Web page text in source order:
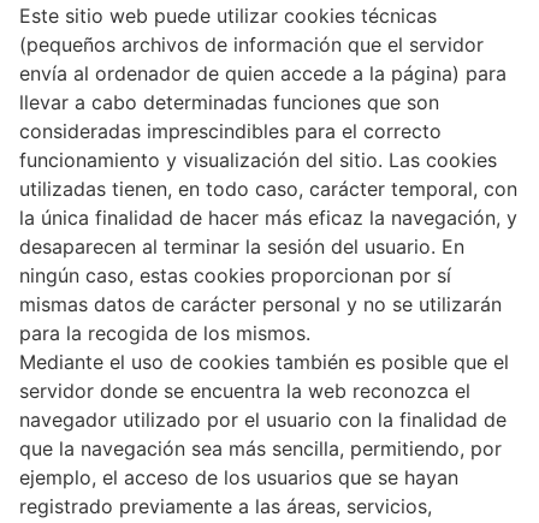
Este sitio web puede utilizar cookies técnicas
(pequeños archivos de información que el servidor
envía al ordenador de quien accede a la página) para
llevar a cabo determinadas funciones que son
consideradas imprescindibles para el correcto
funcionamiento y visualización del sitio. Las cookies
utilizadas tienen, en todo caso, carácter temporal, con
la única finalidad de hacer más eficaz la navegación, y
desaparecen al terminar la sesión del usuario. En
ningún caso, estas cookies proporcionan por sí
mismas datos de carácter personal y no se utilizarán
para la recogida de los mismos.
Mediante el uso de cookies también es posible que el
servidor donde se encuentra la web reconozca el
navegador utilizado por el usuario con la finalidad de
que la navegación sea más sencilla, permitiendo, por
ejemplo, el acceso de los usuarios que se hayan
registrado previamente a las áreas, servicios,